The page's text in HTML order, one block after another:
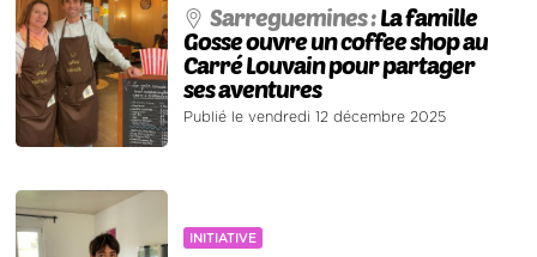
Sarreguemines :La famille
Gosse ouvre un coffee shop au
Carré Louvain pour partager
ses aventures
Publié le vendredi 12 décembre 2025
INITIATIVE